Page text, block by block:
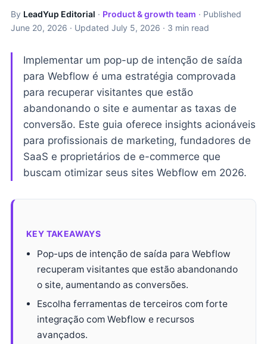
By LeadYup Editorial · Product & growth team · Published
June 20, 2026 · Updated July 5, 2026 · 3 min read
Implementar um pop-up de intenção de saída
para Webflow é uma estratégia comprovada
para recuperar visitantes que estão
abandonando o site e aumentar as taxas de
conversão. Este guia oferece insights acionáveis
para profissionais de marketing, fundadores de
SaaS e proprietários de e-commerce que
buscam otimizar seus sites Webflow em 2026.
KEY TAKEAWAYS
Pop-ups de intenção de saída para Webflow
recuperam visitantes que estão abandonando
o site, aumentando as conversões.
Escolha ferramentas de terceiros com forte
integração com Webflow e recursos
avançados.